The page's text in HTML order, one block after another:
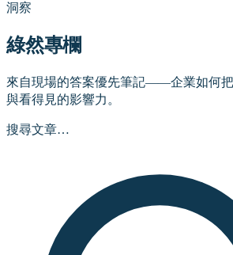
洞察
綠然專欄
來自現場的答案優先筆記——企業如何
與看得見的影響力。
搜尋文章…